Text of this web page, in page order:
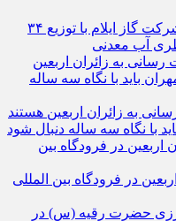
خدمت رسانی گسترده موکب شرکت گاز ایلام با توزیع ۳۴
به زائران اربعین هستند
با نگاه سه‌ ساله دنبال شود
در فرودگاه بین المللی